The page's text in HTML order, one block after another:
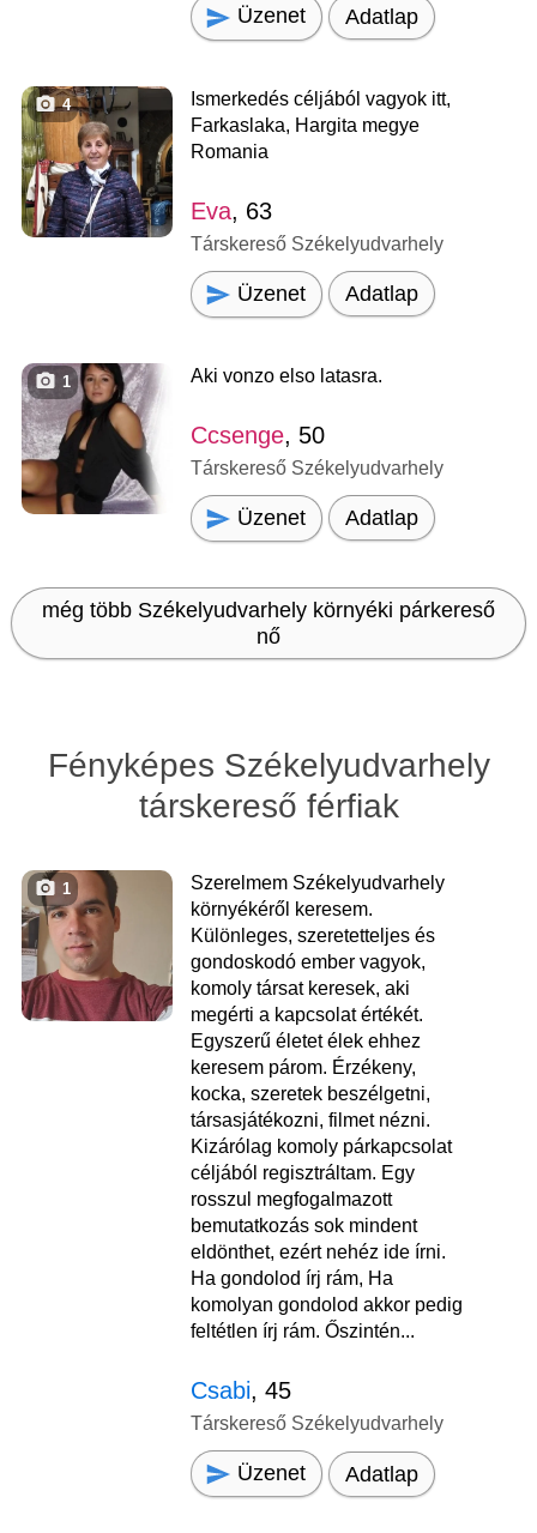
Üzenet Adatlap
4
Ismerkedés céljából vagyok itt,
Farkaslaka, Hargita megye
Romania
Eva, 63
Társkereső Székelyudvarhely
Üzenet Adatlap
1 Aki vonzo elso latasra.
Ccsenge, 50
Társkereső Székelyudvarhely
Üzenet Adatlap
még több Székelyudvarhely környéki párkereső
nő
Fényképes Székelyudvarhely
társkereső férfiak
1
Szerelmem Székelyudvarhely
környékéről keresem.
Különleges, szeretetteljes és
gondoskodó ember vagyok,
komoly társat keresek, aki
megérti a kapcsolat értékét.
Egyszerű életet élek ehhez
keresem párom. Érzékeny,
kocka, szeretek beszélgetni,
társasjátékozni, filmet nézni.
Kizárólag komoly párkapcsolat
céljából regisztráltam. Egy
rosszul megfogalmazott
bemutatkozás sok mindent
eldönthet, ezért nehéz ide írni.
Ha gondolod írj rám, Ha
komolyan gondolod akkor pedig
feltétlen írj rám. Őszintén...
Csabi, 45
Társkereső Székelyudvarhely
Üzenet Adatlap